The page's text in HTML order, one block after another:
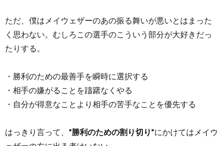
ただ、僕はメイウェザーのあの振る舞いが悪いとはまった
く思わない。むしろこの選手のこういう部分が大好きだっ
たりする。
・勝利のための最善手を瞬時に選択する
・相手の嫌がることを躊躇なくやる
・自分が得意なことより相手の苦手なことを優先する
はっきり言って、 “勝利のための割り切り”にかけてはメイウ